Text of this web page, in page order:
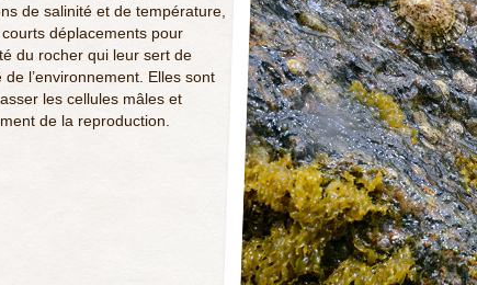
de salinité et de température,
déplacements pour
du rocher qui leur sert de
l’environnement. Elles sont
les cellules mâles et
de la reproduction.